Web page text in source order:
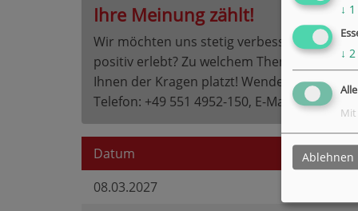
Ihre Meinung zählt!
Wir möchten uns stetig verbessern.
positiv erlebt? Zu welchem Thema
Ihnen der Kragen platzt! Wenden Sie sich
Telefon: +49 551 4952-150, E-Mail
Datum Uhrzeit
08.03.2027
↓ 1
↓ 2
Mit
Ablehnen